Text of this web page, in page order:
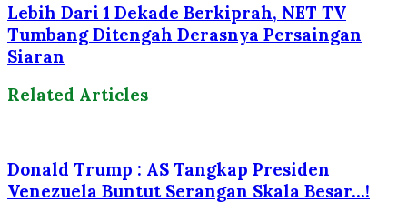
Lebih Dari 1 Dekade Berkiprah, NET TV
Tumbang Ditengah Derasnya Persaingan
Siaran
Related Articles
Donald Trump : AS Tangkap Presiden
Venezuela Buntut Serangan Skala Besar…!